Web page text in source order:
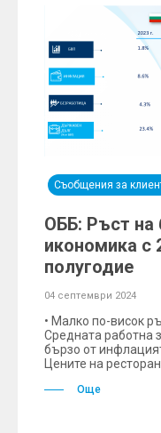
Съобщения за
ОББ: Ръст на
икономика с
полугодие
04 септември 2024
• Малко по-висок
Средната работна
бързо от
Цените на
Още